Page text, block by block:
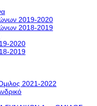
2019-2020
2018-2019
2020
2019
2021-2022